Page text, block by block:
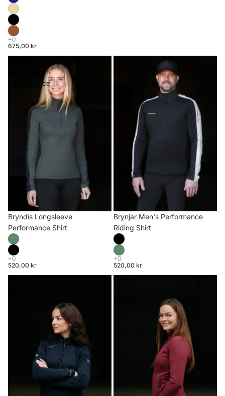
675,00 kr
Longsleeve
Performance
Bryndís Longsleeve
Performance Shirt
520,00 kr
Brynjar Men's Performance
Riding Shirt
520,00 kr